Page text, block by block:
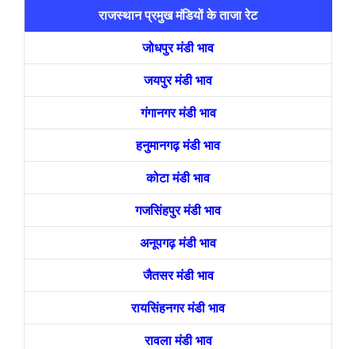
राजस्थान प्रमुख मंडियों के ताजा रेट
जोधपुर मंडी भाव
जयपुर मंडी भाव
गंगानगर मंडी भाव
हनुमानगढ़ मंडी भाव
कोटा मंडी भाव
गजसिंहपुर मंडी भाव
अनूपगढ़ मंडी भाव
जैतसर मंडी भाव
रायसिंहनगर मंडी भाव
रावला मंडी भाव